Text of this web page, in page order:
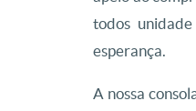
todos
esperança.
A nossa